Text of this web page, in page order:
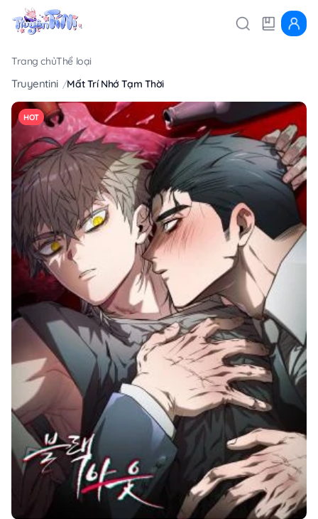
Trang chủThể loại
Truyentini Mất Trí Nhớ Tạm Thời
HOT